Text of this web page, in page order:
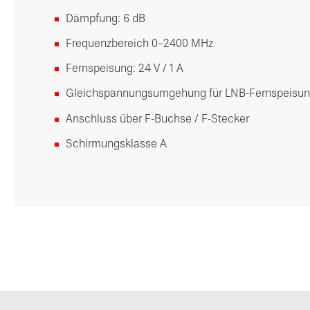
Dämpfung: 6 dB
Frequenzbereich 0–2400 MHz
Fernspeisung: 24 V / 1 A
Gleichspannungsumgehung für LNB-
Anschluss über F-Buchse / F-Stecker
Schirmungsklasse A